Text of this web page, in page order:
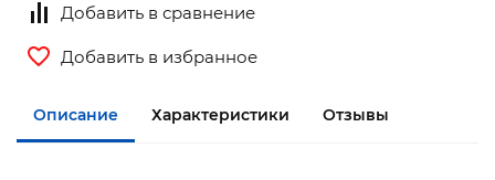
Добавить в сравнение
Добавить в избранное
Описание Характеристики Отзывы